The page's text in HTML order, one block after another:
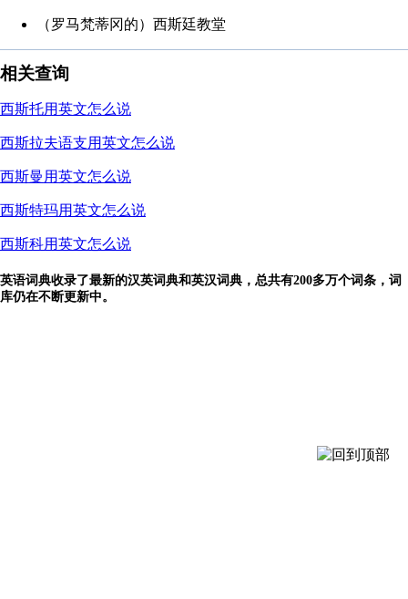
（罗马梵蒂冈的）西斯廷教堂
相关查询
西斯托用英文怎么说
西斯拉夫语支用英文怎么说
西斯曼用英文怎么说
西斯特玛用英文怎么说
西斯科用英文怎么说
英语词典收录了最新的汉英词典和英汉词典，总共有200多万个词条，词
库仍在不断更新中。